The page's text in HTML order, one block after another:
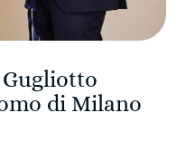
Gugliotto
di Milano